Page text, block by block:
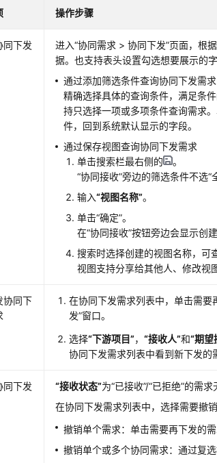
操作步骤
同下发
进入“协同需求 > 协同下发”页面，根
据。也支持表头设置勾选想要展示的字
通过添加筛选条件查询协同下发需求
精确选择具体的查询条件，满足条
持只选择一项或多项条件查询需求
件，回到系统默认显示的字段。
通过保存视图查询协同下发需求
单击搜索栏最右侧的
。
“协同接收”旁边的筛选条件不选“
输入“视图名称”。
单击“确定”。
在“协同接收”按钮旁边会显示创建
搜索时选择创建的视图名称，可
视图支持分享给其他人、修改视
协同下
在协同下发需求列表中，单击需要
发”窗口。
选择“下游项目”，“接收人”和“期望
协同下发需求列表中看到新下发的
同下发
“接收状态”为“已接收”/“已拒绝”的需求
在协同下发需求列表中，选择需要撤销
撤销单个需求：单击需要再下发的
撤销单个或多个协同需求：通过复